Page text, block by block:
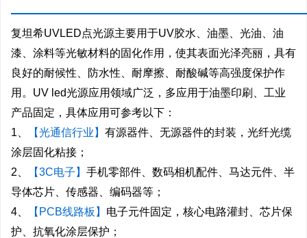
复坦希UVLED点光源主要用于UV胶水、油墨、光油、油
漆、涂料等光敏材料的固化作用，使其表面光泽亮丽，具有
良好的耐候性、防水性、耐摩擦、耐酸碱等高强度保护作
用。UV led光源应用领域广泛，多应用于油墨印刷、工业
产品固定，具体应用可参考以下：
1、
【光通信行业】 有源器件、无源器件的封装，光纤光缆
涂层固化粘接；
2、
【3C电子】 手机零部件、数码相机配件、马达元件、半
导体芯片、传感器、编码器等；
4、
【PCB线路板】 电子元件固定，核心电路灌封、芯片保
护、抗氧化涂层保护；